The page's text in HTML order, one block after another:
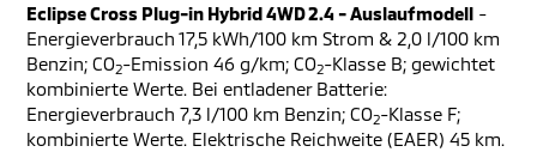
Eclipse Cross Plug-in Hybrid 4WD 2.4 - Auslaufmodell -
Energieverbrauch 17,5 kWh/100 km Strom & 2,0 l/100 km
Benzin; CO2-Emission 46 g/km; CO2-Klasse B; gewichtet
kombinierte Werte. Bei entladener Batterie:
Energieverbrauch 7,3 l/100 km Benzin; CO2-Klasse F;
kombinierte Werte. Elektrische Reichweite (EAER) 45 km.